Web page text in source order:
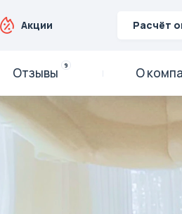
Акции Расчёт
Отзывы 9 О